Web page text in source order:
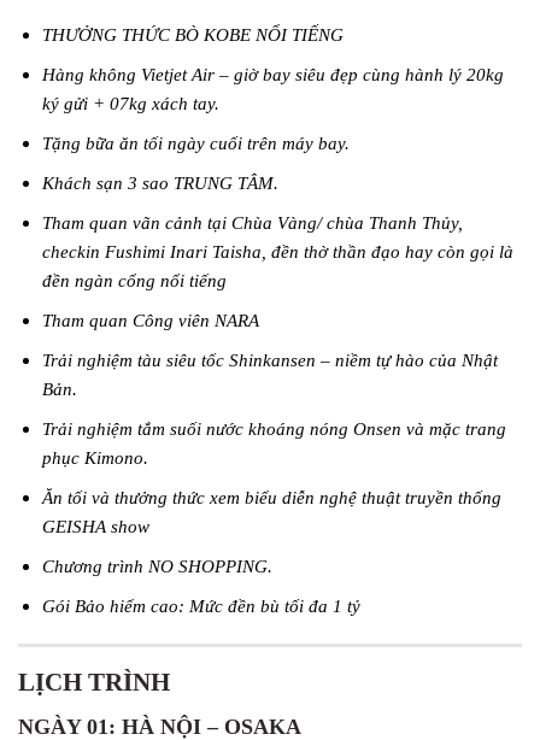
THƯỞNG THỨC BÒ KOBE NỔI TIẾNG
Hàng không Vietjet Air – giờ bay siêu đẹp cùng hành lý 20kg
ký gửi + 07kg xách tay.
Tặng bữa ăn tối ngày cuối trên máy bay.
Khách sạn 3 sao TRUNG TÂM.
Tham quan vãn cảnh tại Chùa Vàng/ chùa Thanh Thủy,
checkin Fushimi Inari Taisha, đền thờ thần đạo hay còn gọi là
đền ngàn cổng nổi tiếng
Tham quan Công viên NARA
Trải nghiệm tàu siêu tốc Shinkansen – niềm tự hào của Nhật
Bản.
Trải nghiệm tắm suối nước khoáng nóng Onsen và mặc trang
phục Kimono.
Ăn tối và thưởng thức xem biểu diễn nghệ thuật truyền thống
GEISHA show
Chương trình NO SHOPPING.
Gói Bảo hiểm cao: Mức đền bù tối đa 1 tỷ
LỊCH TRÌNH
NGÀY 01: HÀ NỘI – OSAKA